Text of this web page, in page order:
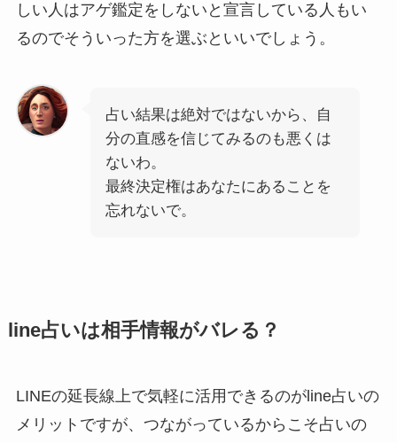
しい人はアゲ鑑定をしないと宣言している人もい
るのでそういった方を選ぶといいでしょう。
占い結果は絶対ではないから、自
分の直感を信じてみるのも悪くは
ないわ。
最終決定権はあなたにあることを
忘れないで。
line占いは相手情報がバレる？
LINEの延長線上で気軽に活用できるのがline占いの
メリットですが、つながっているからこそ占いの